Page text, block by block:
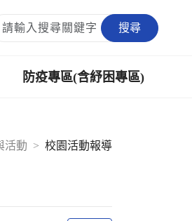
搜尋
防疫專區(含紓困專區)
活動 校園活動報導